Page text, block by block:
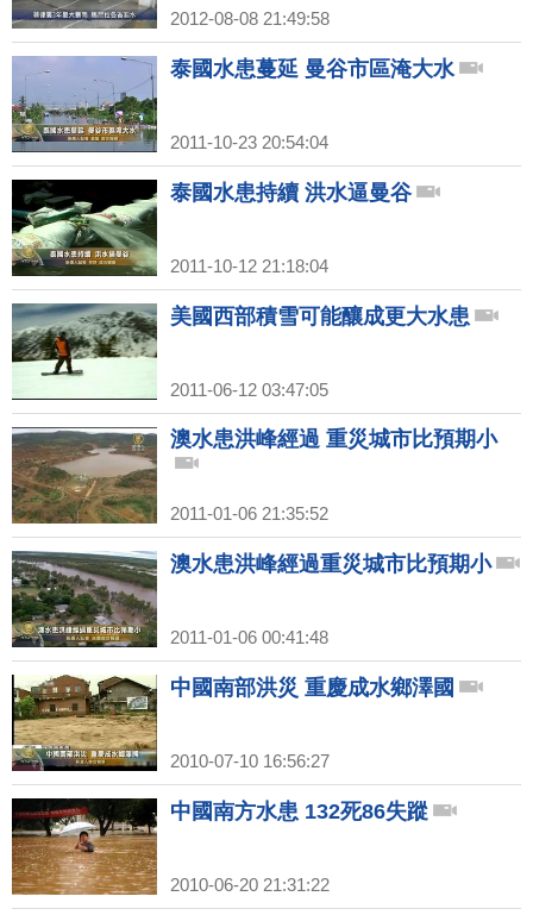
2012-08-08 21:49:58
泰國水患蔓延 曼谷市區淹大水
2011-10-23 20:54:04
泰國水患持續 洪水逼曼谷
2011-10-12 21:18:04
美國西部積雪可能釀成更大水患
2011-06-12 03:47:05
澳水患洪峰經過 重災城市比預期小
2011-01-06 21:35:52
澳水患洪峰經過重災城市比預期小
2011-01-06 00:41:48
中國南部洪災 重慶成水鄉澤國
2010-07-10 16:56:27
中國南方水患 132死86失蹤
2010-06-20 21:31:22